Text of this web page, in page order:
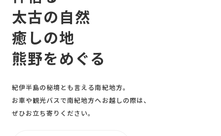
太古の自然
癒しの地
熊野をめぐる
紀伊半島の秘境とも言える南紀地方。
お車や観光バスで南紀地方へお越しの際は、
ぜひお立ち寄りください。